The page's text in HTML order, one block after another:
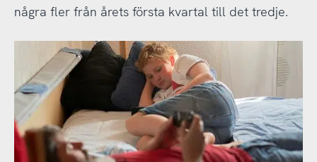
några fler från årets första kvartal till det tredje.